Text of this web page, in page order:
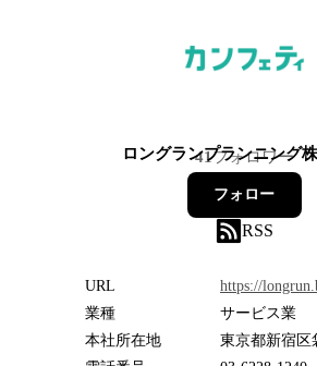
ロングランプランニング
41フォロワー
フォロー
RSS
URL
https://
業種
サービス業
本社所在地
東京都新宿区